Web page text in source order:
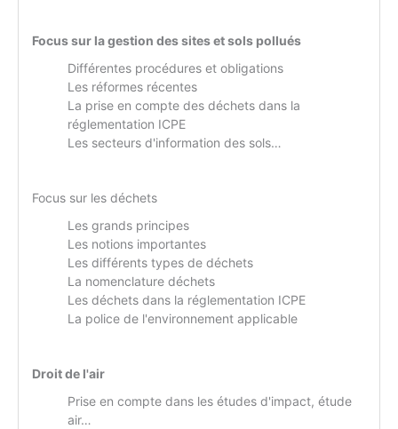
Focus sur la gestion des sites et sols pollués
Différentes procédures et obligations
Les réformes récentes
La prise en compte des déchets dans la
réglementation ICPE
Les secteurs d'information des sols…
Focus sur les déchets
Les grands principes
Les notions importantes
Les différents types de déchets
La nomenclature déchets
Les déchets dans la réglementation ICPE
La police de l'environnement applicable
Droit de l'air
Prise en compte dans les études d'impact, étude
air…